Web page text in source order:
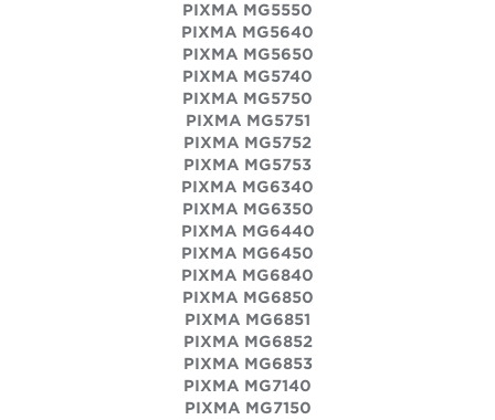
PIXMA MG5550
PIXMA MG5640
PIXMA MG5650
PIXMA MG5740
PIXMA MG5750
PIXMA MG5751
PIXMA MG5752
PIXMA MG5753
PIXMA MG6340
PIXMA MG6350
PIXMA MG6440
PIXMA MG6450
PIXMA MG6840
PIXMA MG6850
PIXMA MG6851
PIXMA MG6852
PIXMA MG6853
PIXMA MG7140
PIXMA MG7150